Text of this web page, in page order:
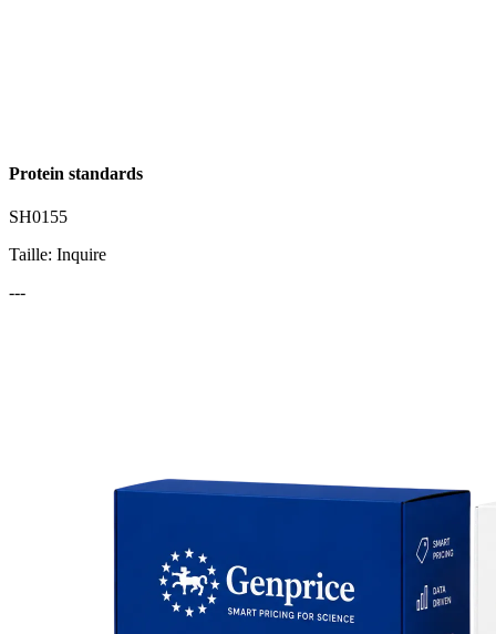
Protein standards
SH0155
Taille: Inquire
---